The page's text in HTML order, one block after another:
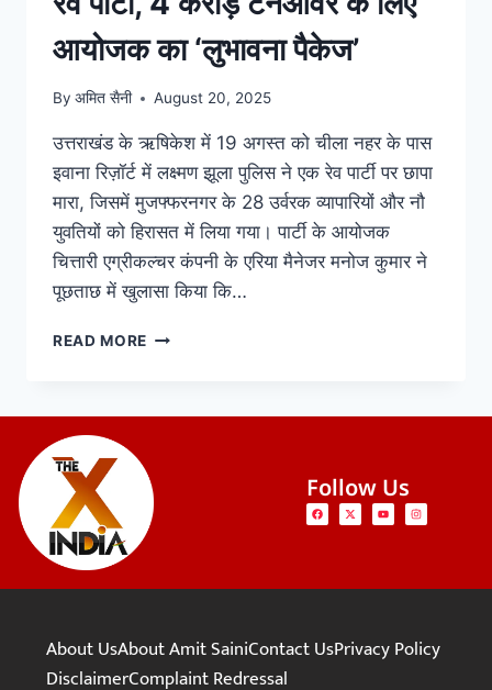
आयोजक का ‘लुभावना पैकेज’
By अमित सैनी August 20, 2025
उत्तराखंड के ऋषिकेश में 19 अगस्त को चीला नहर के पास
इवाना रिज़ॉर्ट में लक्ष्मण झूला पुलिस ने एक रेव पार्टी पर छापा
मारा, जिसमें मुजफ्फरनगर के 28 उर्वरक व्यापारियों और नौ
युवतियों को हिरासत में लिया गया। पार्टी के आयोजक
चित्तारी एग्रीकल्चर कंपनी के एरिया मैनेजर मनोज कुमार ने
पूछताछ में खुलासा किया कि…
READ MORE
Follow Us
About UsAbout Amit SainiContact UsPrivacy Policy
DisclaimerComplaint Redressal